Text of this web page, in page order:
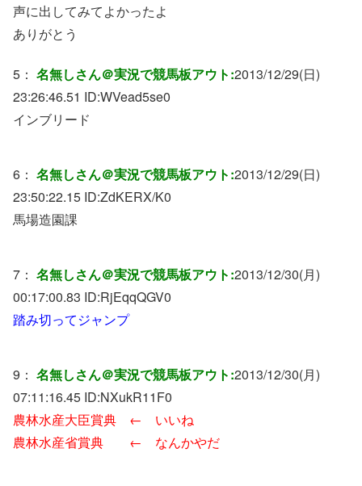
声に出してみてよかったよ
ありがとう
5： 名無しさん＠実況で競馬板アウト:2013/12/29(日)
23:26:46.51 ID:WVead5se0
インブリード
6： 名無しさん＠実況で競馬板アウト:2013/12/29(日)
23:50:22.15 ID:ZdKERX/K0
馬場造園課
7： 名無しさん＠実況で競馬板アウト:2013/12/30(月)
00:17:00.83 ID:RjEqqQGV0
踏み切ってジャンプ
9： 名無しさん＠実況で競馬板アウト:2013/12/30(月)
07:11:16.45 ID:NXukR11F0
農林水産大臣賞典 ← いいね
農林水産省賞典 ← なんかやだ